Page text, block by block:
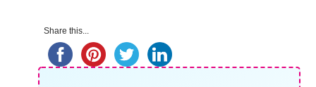
Primaire
Sidebar
Share this...